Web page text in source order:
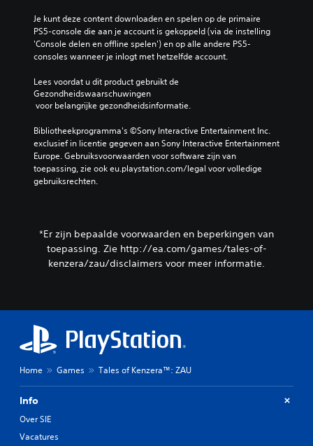
Je kunt deze content downloaden en spelen op de primaire
PS5-console die aan je account is gekoppeld (via de instelling
'Console delen en offline spelen') en op alle andere PS5-
consoles wanneer je inlogt met hetzelfde account.
Lees voordat u dit product gebruikt de
Gezondheidswaarschuwingen
voor belangrijke gezondheidsinformatie.
Bibliotheekprogramma's ©Sony Interactive Entertainment Inc.
exclusief in licentie gegeven aan Sony Interactive Entertainment
Europe. Gebruiksvoorwaarden voor software zijn van
toepassing, zie ook eu.playstation.com/legal voor volledige
gebruiksrechten.
*Er zijn bepaalde voorwaarden en beperkingen van
toepassing. Zie http://ea.com/games/tales-of-
kenzera/zau/disclaimers voor meer informatie.
Home Games Tales of Kenzera™: ZAU
Info
Over SIE
Vacatures